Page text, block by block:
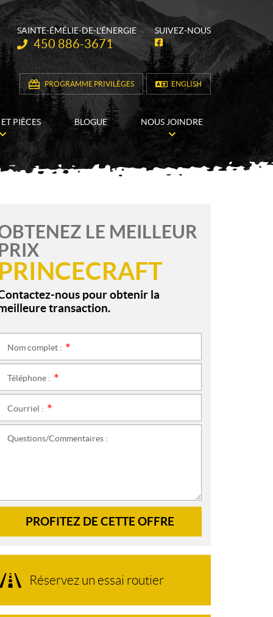
SAINTE-ÉMÉLIE-DE-L'ÉNERGIE
Téléphone :
450 886-3671
SUIVEZ-NOUS
F
a
c
e
b
o
o
PROGRAMME PRIVILÈGES ENGLISH
PIÈCES BLOGUE NOUS JOINDRE
LE MEILLEUR
PRINCECRAFT
nous pour obtenir la
transaction.
Nom complet :
Téléphone :
Courriel :
Questions/Commentaires :
PROFITEZ DE CETTE OFFRE
Réservez un essai routier